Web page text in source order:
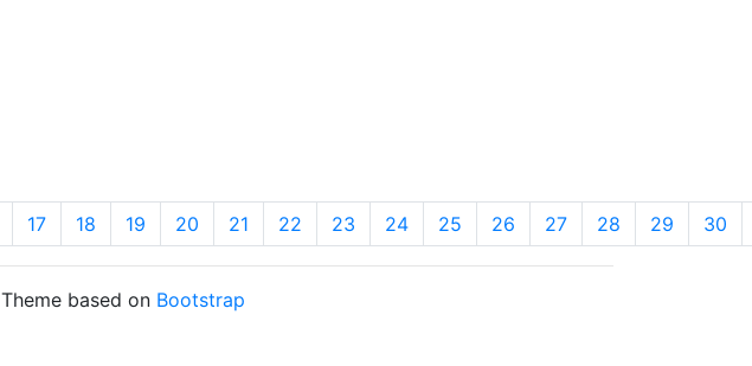
17 18 19 20 21 22 23 24 25 26 27 28 29 30
based on Bootstrap